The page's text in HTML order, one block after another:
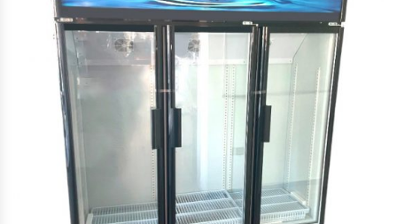
Bolsas De Sellado Al Vacío
Cafeteras
Calentadores De Platos
Cámaras Fermentadoras
Campanas Industriales